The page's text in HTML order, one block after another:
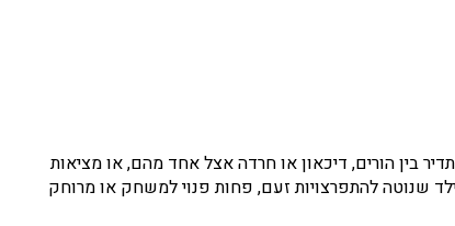
בין הורים, דיכאון או חרדה אצל אחד מהם, או מציאות
שנוטה להתפרצויות זעם, פחות פנוי למשחק או מרוחק